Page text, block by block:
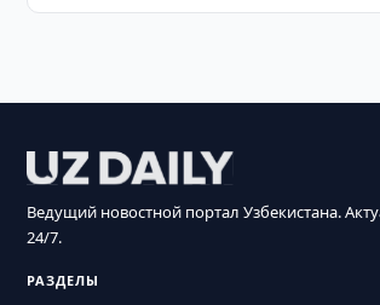
Ведущий новостной портал Узбекистана.
24/7.
РАЗДЕЛЫ